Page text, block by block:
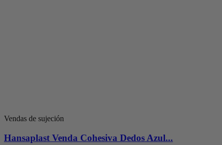
Vendas de sujeción
Hansaplast Venda Cohesiva Dedos Azul...